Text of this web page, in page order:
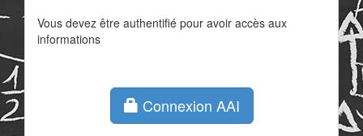
Vous devez être authentifié pour avoir accès aux
informations
Connexion AAI